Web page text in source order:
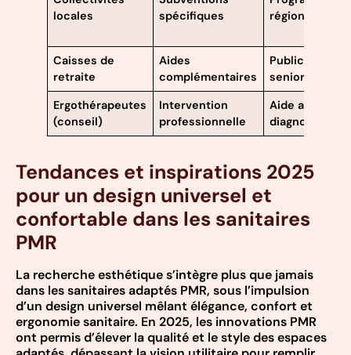
locales
spécifiques
régionaux
Caisses de
retraite
Aides
complémentaires
Publics
seniors
Ergothérapeutes
(conseil)
Intervention
professionnelle
Aide au
diagnostic
Tendances et inspirations 2025
pour un design universel et
confortable dans les sanitaires
PMR
La recherche esthétique s’intègre plus que jamais
dans les sanitaires adaptés PMR, sous l’impulsion
d’un design universel mêlant élégance, confort et
ergonomie sanitaire. En 2025, les innovations PMR
ont permis d’élever la qualité et le style des espaces